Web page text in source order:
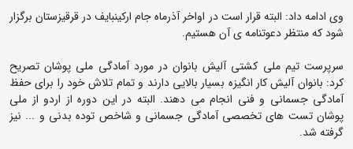
وی ادامه داد: البته قرار است در اواخر آذرماه جام ارکینبایف در قرقیزستان برگزار
شود که منتظر دعوتنامه ی آن هستیم.
سرپرست تیم ملی کشتی آلیش بانوان در مورد آمادگی ملی پوشان تصریح
کرد: بانوان آلیش کار انگیزه بسیار بالایی دارند و تمام تلاش خود را برای حفظ
آمادگی جسمانی و فنی انجام می دهند. البته در این دوره از اردو از ملی
پوشان تست های تخصصی آمادگی جسمانی و شاخص توده بدنی و ... نیز
گرفته شد.